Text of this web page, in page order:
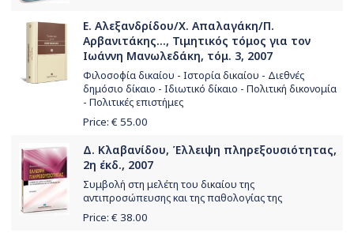
Ε. Αλεξανδρίδου/Χ. Απαλαγάκη/Π.
Αρβανιτάκης..., Τιμητικός τόμος για τον
Ιωάννη Μανωλεδάκη, τόμ. 3, 2007
Φιλοσοφία δικαίου - Ιστορία δικαίου - Διεθνές
δημόσιο δίκαιο - Ιδιωτικό δίκαιο - Πολιτική δικονομία
- Πολιτικές επιστήμες
Price: € 55.00
Δ. Κλαβανίδου, Έλλειψη πληρεξουσιότητας,
2η έκδ., 2007
Συμβολή στη μελέτη του δικαίου της
αντιπροσώπευσης και της παθολογίας της
Price: € 38.00